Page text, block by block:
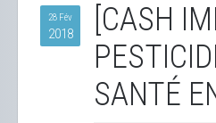
28 Fév
2018
[CASH
SANTÉ